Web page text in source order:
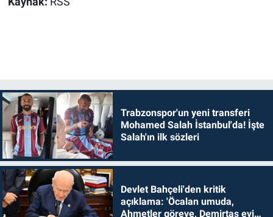
Trabzonspor'un yeni transferi
Mohamed Salah İstanbul'da! İşte
Salah'ın ilk sözleri
Devlet Bahçeli'den kritik
açıklama: 'Öcalan umuda,
Ahmetler göreve, Demirtaş evine